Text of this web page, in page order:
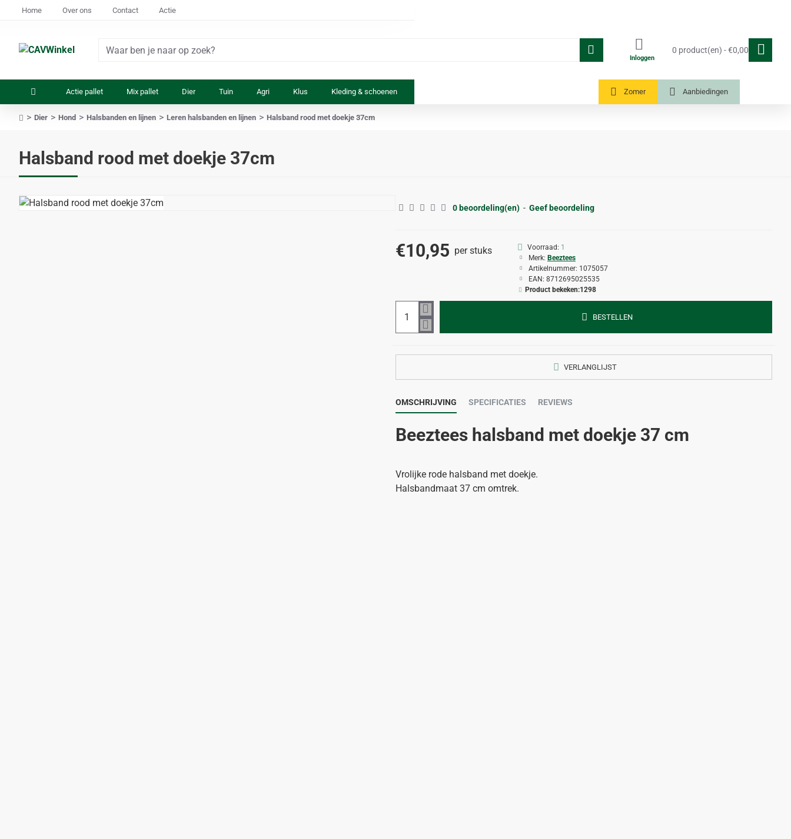
Home Over ons Contact Actie
Waar
op
Inloggen
0 product(en) - €0,00
Actie pallet Mix pallet Dier Tuin Agri Klus Kleding & schoenen Zomer Aanbiedingen
Halsband rood met doekje 37cm
Dier Hond Halsbanden en lijnen Leren halsbanden en lijnen Halsband rood met doekje 37cm
0 beoordeling(en) - Geef beoordeling
€10,95 per stuks Voorraad: 1
Merk: Beeztees
Artikelnummer: 1075057
EAN: 8712695025535
Product bekeken:1298
BESTELLEN
VERLANGLIJST
OMSCHRIJVING SPECIFICATIES REVIEWS
Beeztees halsband met doekje 37 cm
Vrolijke rode halsband met doekje.
Halsbandmaat 37 cm omtrek.